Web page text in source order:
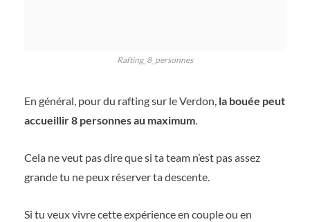
Rafting_8_personnes
En général, pour du rafting sur le Verdon, la bouée peut
accueillir 8 personnes au maximum.
Cela ne veut pas dire que si ta team n’est pas assez
grande tu ne peux réserver ta descente.
Si tu veux vivre cette expérience en couple ou en